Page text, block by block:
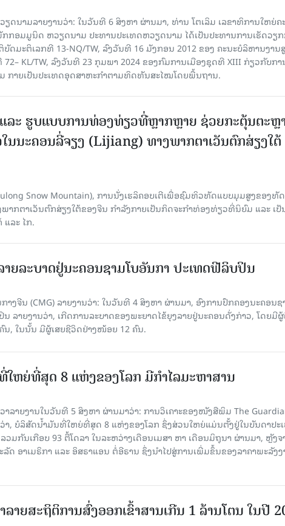
ດນາມລາຍງານວ່າ: ໃນ​ວັນ​ທີ 6 ສິງ​ຫາ ຜ່ານມາ, ທ່ານ ໂຕ​ເລິມ ເລ​ຂາ​ທິ​ການ​ໃຫຍ່​ຄ
ກອມ​ມູ​ນິດ ຫວຽດ​ນາມ ປະ​ທານ​ປະ​ເທດຫວຽດ​ນາມ ໄດ້​ເປັນ​ປະ​ທານ​ການ​ເຮັດ​ວຽ
ມະ​ຕິ​ເລກ​ທີ 13-NQ/TW, ລົງວັນ​ທີ 16 ມັງ​ກອນ 2012 ຂອງ ຄະ​ນະ​ບໍ​ລິ​ຫານ​ງານ​
KL/TW, ​ລົງວັນ​ທີ 23 ກຸມ​ພາ 2024 ຂອງ​ກົມ​ການ​ເມື​ອງ​ຊຸດ​ທີ XIII ກ່ຽວ​ກັບ​ກ
ກາຍ​ເປັນ​ປະ​ເທດ​ອຸດ​ສາ​ຫະ​ກຳ​ຕາມ​ທິດ​ທັນ​ສະ​ໄໝ​ໂດຍ​ພື້ນ​ຖານ.
ລະ ຮູບແບບການທ່ອງທ່ຽວທີ່ຫຼາກຫຼາຍ ຊ່ວຍກະຕຸ້ນຕະຫຼ
ນນະຄອນລີ່ຈຽງ (Lijiang) ທາງພາກຕາເວັນຕົກສ່ຽງໃຕ້
Snow Mountain), ການນັ່ງເຮລິຄອບເຕີເພື່ອຊົມທິວທັດແບບມຸມສູງຂອງທັ
າກຕາເວັນຕົກສ່ຽງໃຕ້ຂອງຈີນ ກຳລັງກາຍເປັນກິດຈະກຳທ່ອງທ່ຽວທີ່ນິຍົມ ແລະ ເປັ
ລະ ໄກ.
າຍລະບາດຢູ່ນະຄອນຊາມໂບ​ອັນກາ ປະເທດຟີລິບປິນ
ງຈີນ (CMG) ລາຍງານວ່າ: ໃນວັນທີ 4 ສິງ​ຫາ ຜ່ານມາ, ອົງການ​ປົກ​ຄອງນະຄອນຊ
ລາຍ​ງານວ່າ, ເກີດ​ການລະບາດ​ຂອງພະຍາດໄຂ້ຍຸງລາຍຢູ່ນະຄອນດັ່ງກ່າວ, ໂດຍມີ
ນ, ໃນນັ້ນ ມີຜູ້ເສຍຊີວິດຢ່າງໜ້ອຍ 12 ຄົນ.
ຫຍ່ທີ່ສຸດ 8 ແຫ່ງຂອງໂລກ ມີກຳໄລມະຫາສານ
າລາຍງານໃນວັນທີ 5 ສິງຫາ ຜ່ານມາວ່າ: ການວິເຄາະຂອງໜັງສືພິມ The
າ, ບໍລິສັດນ້ຳມັນທີ່ໃຫຍ່ທີ່ສຸດ 8 ແຫ່ງຂອງໂລກ ຊຶ່ງສ່ວນໃຫຍ່ແມ່ນຕັ້ງຢູ່ໃນບັນດາປະ
ວມກັນເກືອບ 93 ຕື້ໂດລາ ໃນລະຫວ່າງເດືອນເມສາ ຫາ ເດືອນມິຖຸນາ ຜ່ານມາ, ຫຼັງຈ
ດ ອາເມຣິກາ ແລະ ອິສຣາແອນ ຕໍ່ອີຣານ ຊຶ່ງນຳໄປສູ່ການເພີ່ມຂຶ້ນຂອງລາຄາພະລັງງ
ລາຍສະຖິຕິການສົ່ງອອກເຂົ້າສານເກີນ 1 ລ້ານໂຕນ ໃນປີ